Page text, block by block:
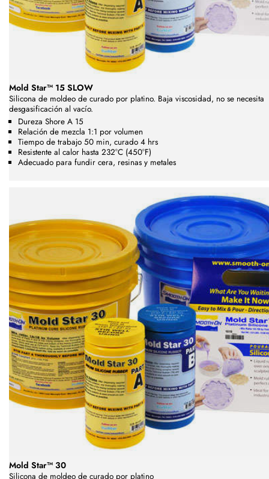
Mold Star™ 15 SLOW
Silicona de moldeo de curado por platino. Baja viscosidad, no se necesita
desgasificación al vacío.
Dureza Shore A 15
Relación de mezcla 1:1 por volumen
Tiempo de trabajo 50 min, curado 4 hrs
Resistente al calor hasta 232°C (450°F)
Adecuado para fundir cera, resinas y metales
Mold Star™ 30
Silicona de moldeo de curado por platino